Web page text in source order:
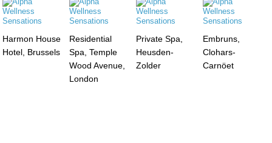
Harmon House
Hotel, Brussels
Residential
Spa, Temple
Wood Avenue,
London
Private Spa,
Heusden-
Zolder
Embruns,
Clohars-
Carnöet